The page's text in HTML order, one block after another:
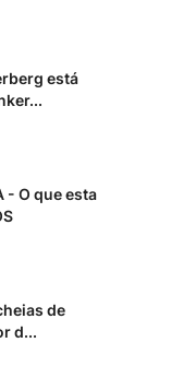
está
- O que esta
de
d...